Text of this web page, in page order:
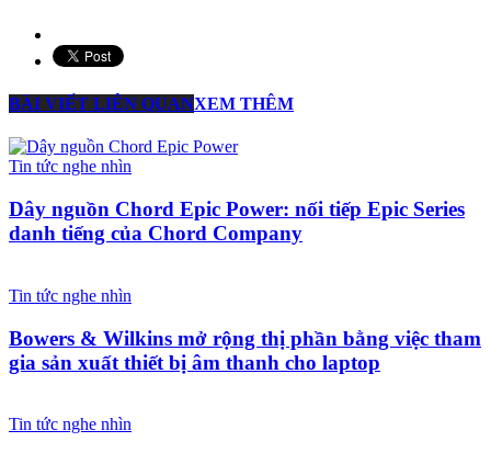
BÀI VIẾT LIÊN QUANXEM THÊM
Tin tức nghe nhìn
Dây nguồn Chord Epic Power: nối tiếp Epic Series
danh tiếng của Chord Company
Tin tức nghe nhìn
Bowers & Wilkins mở rộng thị phần bằng việc tham
gia sản xuất thiết bị âm thanh cho laptop
Tin tức nghe nhìn